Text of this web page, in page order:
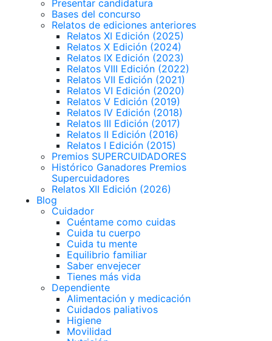
Presentar candidatura
Bases del concurso
Relatos de ediciones anteriores
Relatos XI Edición (2025)
Relatos X Edición (2024)
Relatos IX Edición (2023)
Relatos VIII Edición (2022)
Relatos VII Edición (2021)
Relatos VI Edición (2020)
Relatos V Edición (2019)
Relatos IV Edición (2018)
Relatos III Edición (2017)
Relatos II Edición (2016)
Relatos I Edición (2015)
Premios SUPERCUIDADORES
Histórico Ganadores Premios
Supercuidadores
Relatos XII Edición (2026)
Blog
Cuidador
Cuéntame como cuidas
Cuida tu cuerpo
Cuida tu mente
Equilibrio familiar
Saber envejecer
Tienes más vida
Dependiente
Alimentación y medicación
Cuidados paliativos
Higiene
Movilidad